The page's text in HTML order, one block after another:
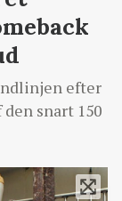
efter
snart 150